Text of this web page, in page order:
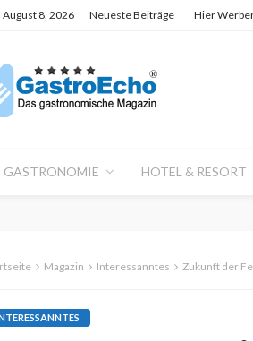
August 8, 2026 Neueste Beiträge Hier
GASTRONOMIE HOTEL & RESORT
Magazin Interessanntes Zukunft der